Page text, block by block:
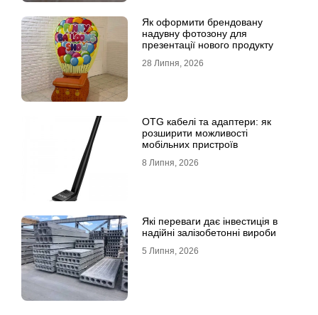
Як оформити брендовану
надувну фотозону для
презентації нового продукту
28 Липня, 2026
OTG кабелі та адаптери: як
розширити можливості
мобільних пристроїв
8 Липня, 2026
Які переваги дає інвестиція в
надійні залізобетонні вироби
5 Липня, 2026